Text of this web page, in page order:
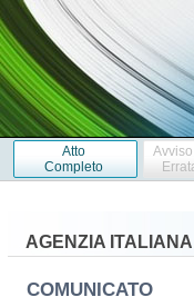
Atto
Completo
AGENZIA
COMUNICATO